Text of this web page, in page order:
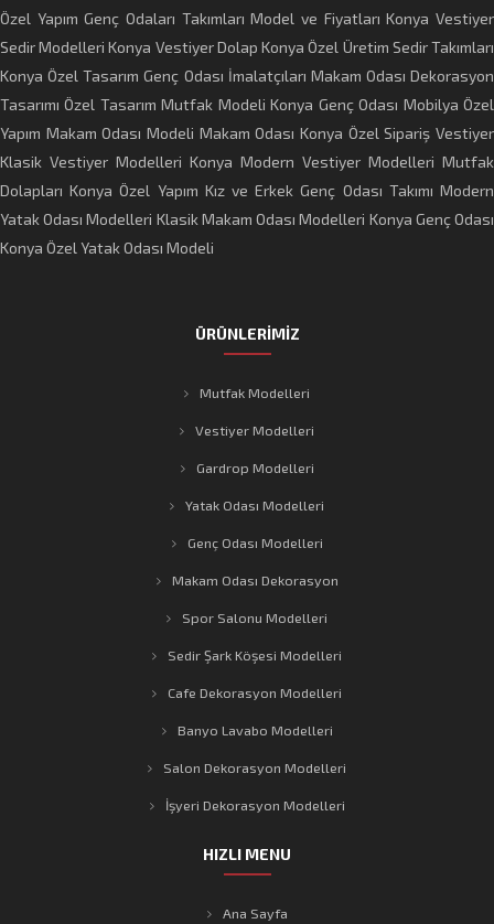
Özel Yapım Genç Odaları Takımları Model ve Fiyatları Konya Vestiyer
Sedir Modelleri Konya Vestiyer Dolap Konya Özel Üretim Sedir Takımları
Konya Özel Tasarım Genç Odası İmalatçıları Makam Odası Dekorasyon
Tasarımı Özel Tasarım Mutfak Modeli Konya Genç Odası Mobilya Özel
Yapım Makam Odası Modeli Makam Odası Konya Özel Sipariş Vestiyer
Klasik Vestiyer Modelleri Konya Modern Vestiyer Modelleri Mutfak
Dolapları Konya Özel Yapım Kız ve Erkek Genç Odası Takımı Modern
Yatak Odası Modelleri Klasik Makam Odası Modelleri Konya Genç Odası
Konya Özel Yatak Odası Modeli
ÜRÜNLERİMİZ
Mutfak Modelleri
Vestiyer Modelleri
Gardrop Modelleri
Yatak Odası Modelleri
Genç Odası Modelleri
Makam Odası Dekorasyon
Spor Salonu Modelleri
Sedir Şark Köşesi Modelleri
Cafe Dekorasyon Modelleri
Banyo Lavabo Modelleri
Salon Dekorasyon Modelleri
İşyeri Dekorasyon Modelleri
HIZLI MENU
Ana Sayfa